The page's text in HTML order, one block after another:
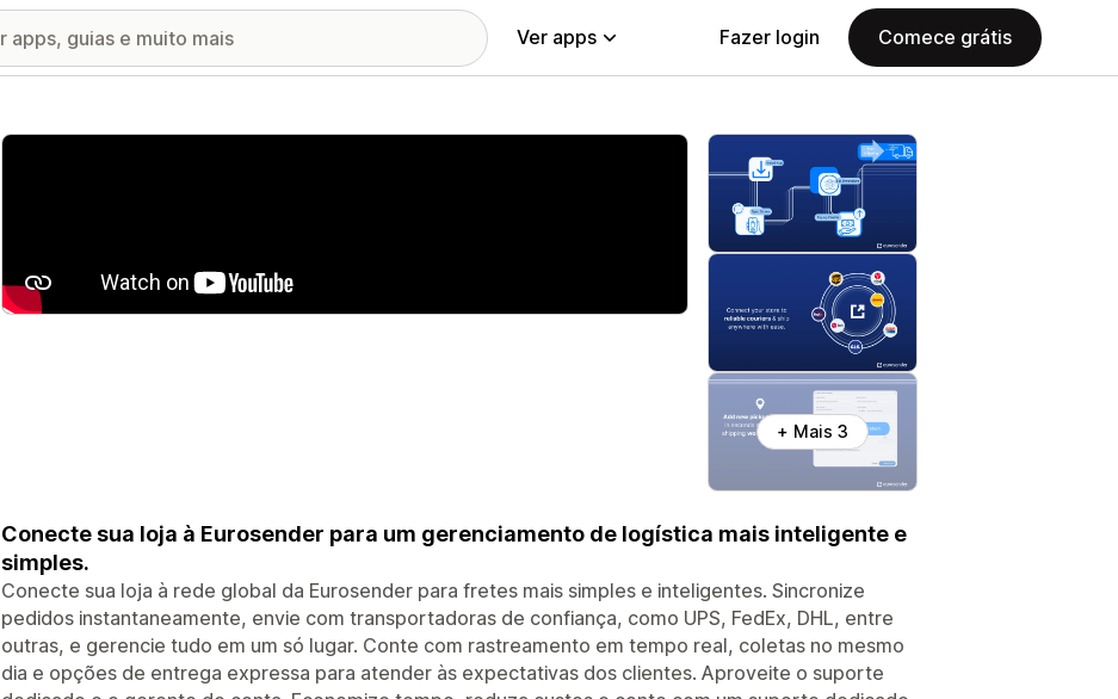
Ver apps Fazer login Comece grátis
Galeria de imagens em destaque
+ Mais 3
Conecte sua loja à Eurosender para um gerenciamento de logística mais inteligente e
simples.
Conecte sua loja à rede global da Eurosender para fretes mais simples e inteligentes. Sincronize
pedidos instantaneamente, envie com transportadoras de confiança, como UPS, FedEx, DHL, entre
outras, e gerencie tudo em um só lugar. Conte com rastreamento em tempo real, coletas no mesmo
dia e opções de entrega expressa para atender às expectativas dos clientes. Aproveite o suporte